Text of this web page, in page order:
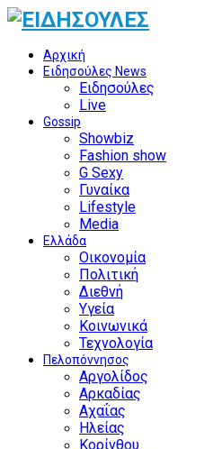
Αρχική
Ειδησούλες News
Ειδησούλες
Live
Gossip
Showbiz
Fashion show
G Sexy
Γυναίκα
Lifestyle
Media
Ελλάδα
Οικονομία
Πολιτική
Διεθνή
Υγεία
Κοινωνικά
Τεχνολογία
Πελοπόννησος
Αργολίδος
Αρκαδίας
Αχαΐας
Ηλείας
Κορίνθου